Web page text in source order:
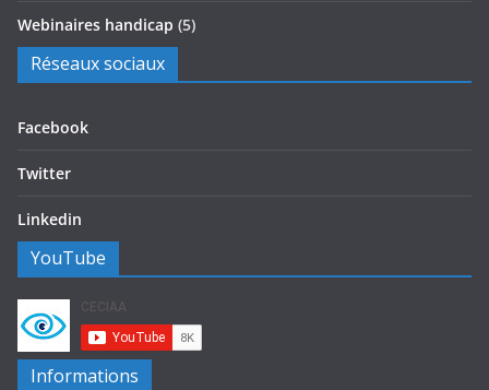
Webinaires handicap (5)
Réseaux sociaux
Facebook
Twitter
Linkedin
YouTube
Informations